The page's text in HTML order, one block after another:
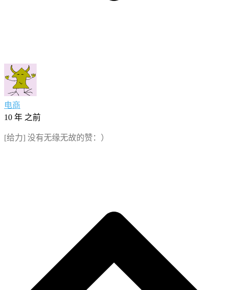
电商
10 年 之前
[给力] 没有无缘无故的赞：）